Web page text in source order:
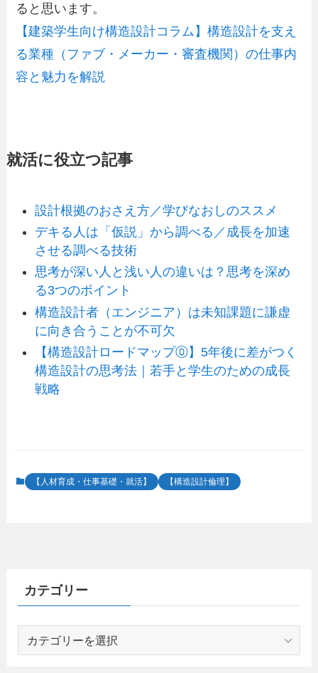
ると思います。
【建築学生向け構造設計コラム】構造設計を支え
る業種（ファブ・メーカー・審査機関）の仕事内
容と魅力を解説
就活に役立つ記事
設計根拠のおさえ方／学びなおしのススメ
デキる人は「仮説」から調べる／成長を加速
させる調べる技術
思考が深い人と浅い人の違いは？思考を深め
る3つのポイント
構造設計者（エンジニア）は未知課題に謙虚
に向き合うことが不可欠
【構造設計ロードマップ⓪】5年後に差がつく
構造設計の思考法｜若手と学生のための成長
戦略
【人材育成・仕事基礎・就活】 【構造設計倫理】
カテゴリー